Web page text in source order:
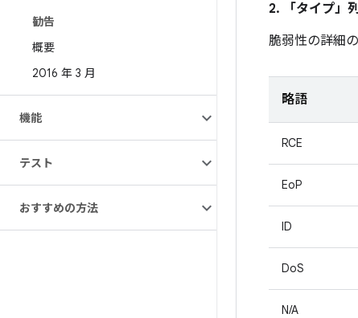
勧告
概要
2016 年 3 月
機能
テスト
おすすめの方法
2. 「タイプ」
脆弱性の詳細
略語
RCE
EoP
ID
DoS
N/A